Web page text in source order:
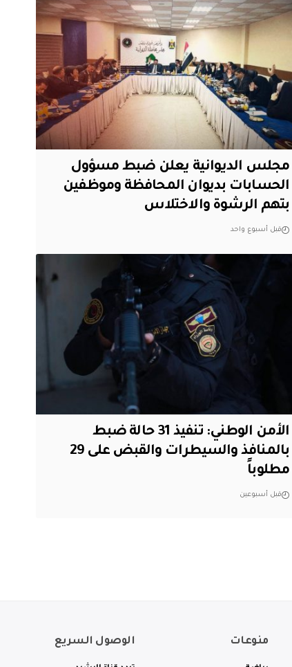
مجلس الديوانية يعلن ضبط مسؤول
الحسابات بديوان المحافظة وموظفين
بتهم الرشوة والاختلاس
قبل أسبوع واحد
الأمن الوطني: تنفيذ 31 حالة ضبط
بالمنافذ والسيطرات والقبض على 29
مطلوباً
قبل أسبوعين
منوعات الوصول السريع